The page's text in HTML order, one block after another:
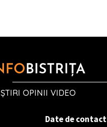
ȘTIRI OPINII VIDEO
Date de contact